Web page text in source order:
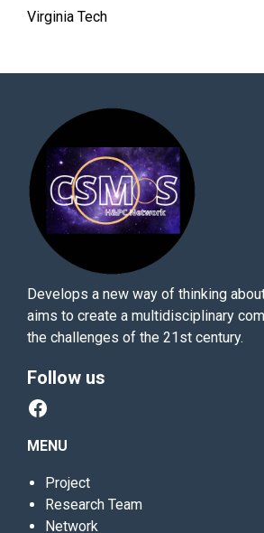
Virginia Tech
Develops a new way of thinking
aims to create a multidisciplinary
the challenges of the 21st century.
Follow us
Facebook
MENU
Project
Research Team
Network